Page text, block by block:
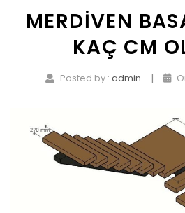
MERDIVEN
KAÇ CM
Posted by : admin |